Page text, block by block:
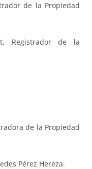
de la Propiedad
Registrador de la
de la Propiedad
Pérez Hereza.